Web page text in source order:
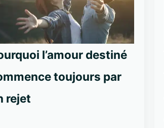
l’amour destiné
toujours par
rejet